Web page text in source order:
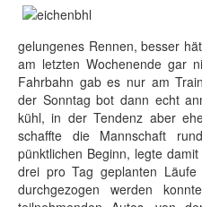
gelungenes Rennen, besser
am letzten Wochenende gar
Fahrbahn gab es nur am
der Sonntag bot dann echt
kühl, in der Tendenz aber
schaffte die Mannschaft
pünktlichen Beginn, legte
drei pro Tag geplanten Läufe
durchgezogen werden